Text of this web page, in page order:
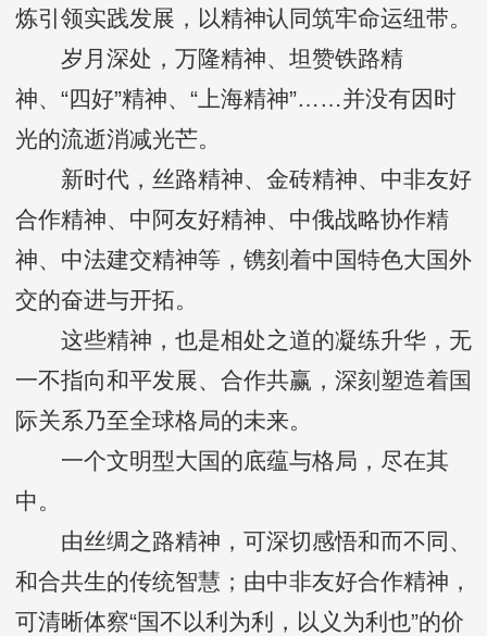
炼引领实践发展，以精神认同筑牢命运纽带。
岁月深处，万隆精神、坦赞铁路精
神、“四好”精神、“上海精神”……并没有因时
光的流逝消减光芒。
新时代，丝路精神、金砖精神、中非友好
合作精神、中阿友好精神、中俄战略协作精
神、中法建交精神等，镌刻着中国特色大国外
交的奋进与开拓。
这些精神，也是相处之道的凝练升华，无
一不指向和平发展、合作共赢，深刻塑造着国
际关系乃至全球格局的未来。
一个文明型大国的底蕴与格局，尽在其
中。
由丝绸之路精神，可深切感悟和而不同、
和合共生的传统智慧；由中非友好合作精神，
可清晰体察“国不以利为利，以义为利也”的价